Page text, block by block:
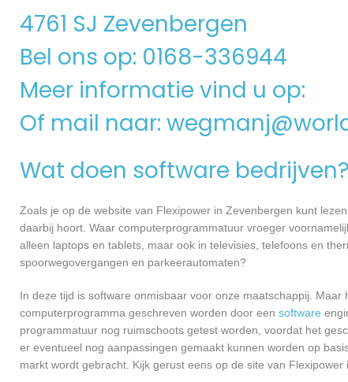
4761 SJ Zevenbergen
Bel ons op: 0168-336944
Meer informatie vind u op:
Of mail naar:
Wat doen software bedrijven?
Zoals je op de website van Flexipower in Zevenbergen kunt
daarbij hoort. Waar computerprogrammatuur vroeger
alleen laptops en tablets, maar ook in televisies, telefoons en
spoorwegovergangen en parkeerautomaten?
In deze tijd is software onmisbaar voor onze maatschappij.
computerprogramma geschreven worden door een software
programmatuur nog ruimschoots getest worden, voordat het
er eventueel nog aanpassingen gemaakt kunnen worden op
markt wordt gebracht. Kijk gerust eens op de site van